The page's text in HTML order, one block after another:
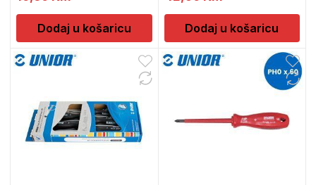
Dodaj u košaricu Dodaj u košaricu